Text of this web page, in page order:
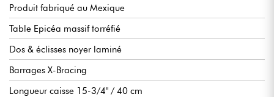
Produit fabriqué au Mexique
Table Epicéa massif torréfié
Dos & éclisses noyer laminé
Barrages X-Bracing
Longueur caisse 15-3/4" / 40 cm